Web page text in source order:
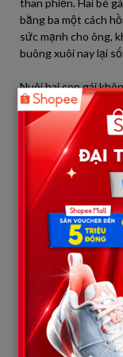
than phiền. Hai bé
bằng ba một cách
sức mạnh cho ông,
buông xuôi nay lại
Nuôi hai con gái
làm việc gấp đôi
trong nhà chỉ có
phần ngon nhất
hai bé lại trở thành
Cô chị tên An, tính
em tên Bình thì
Hằng đêm, ông
chúng biết sống
Nhưng đời không
“Mày không có mẹ,
cao được đâu.” Con
chỉ nói một câu:
— “Con cứ tin ba.